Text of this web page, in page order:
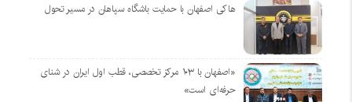
هاکی اصفهان با حمایت باشگاه سپاهان در مسیر تحول
«اصفهان با ۱۰۳ مرکز تخصصی، قطب اول ایران در شنای
حرفه‌ای است»